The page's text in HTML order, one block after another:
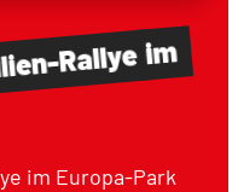
Rallyeim
im Europa-Park